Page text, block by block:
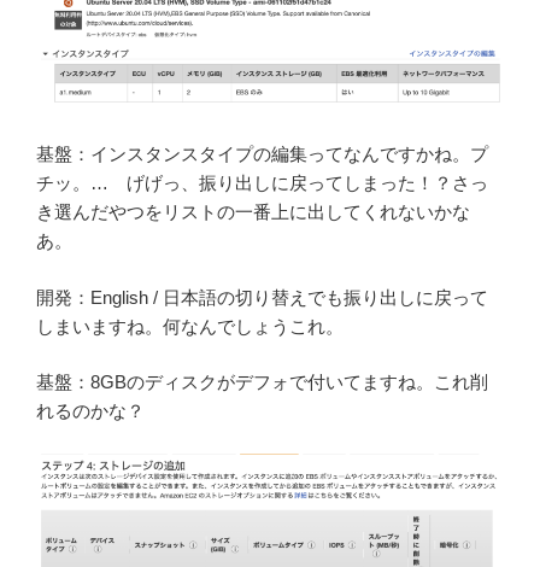
基盤：インスタンスタイプの編集ってなんですかね。プ
チッ。… げげっ、振り出しに戻ってしまった！？さっ
き選んだやつをリストの一番上に出してくれないかな
あ。
開発：English / 日本語の切り替えでも振り出しに戻って
しまいますね。何なんでしょうこれ。
基盤：8GBのディスクがデフォで付いてますね。これ削
れるのかな？